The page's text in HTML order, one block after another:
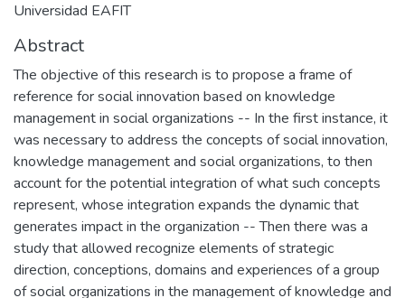
Universidad EAFIT
Abstract
The objective of this research is to propose a frame of
reference for social innovation based on knowledge
management in social organizations -- In the first instance, it
was necessary to address the concepts of social innovation,
knowledge management and social organizations, to then
account for the potential integration of what such concepts
represent, whose integration expands the dynamic that
generates impact in the organization -- Then there was a
study that allowed recognize elements of strategic
direction, conceptions, domains and experiences of a group
of social organizations in the management of knowledge and